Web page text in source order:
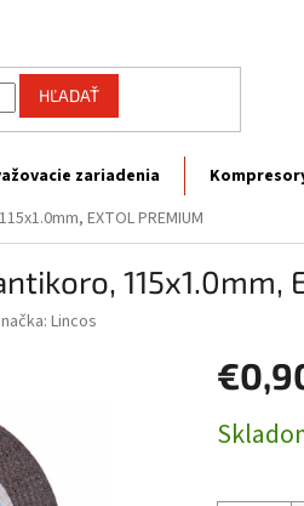
HĽADAŤ
zariadenia
EXTOL PREMIUM
115x1.0mm,
Lincos
cena: